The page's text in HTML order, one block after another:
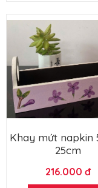
Khay mứt napkin
25cm
216.000 đ